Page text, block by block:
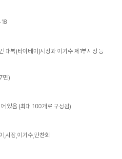
대북(타이베이)시장과 이기수 제1부시장 등
면)
있음 (최대 100개로 구성됨)
,시장,이기수,만찬회